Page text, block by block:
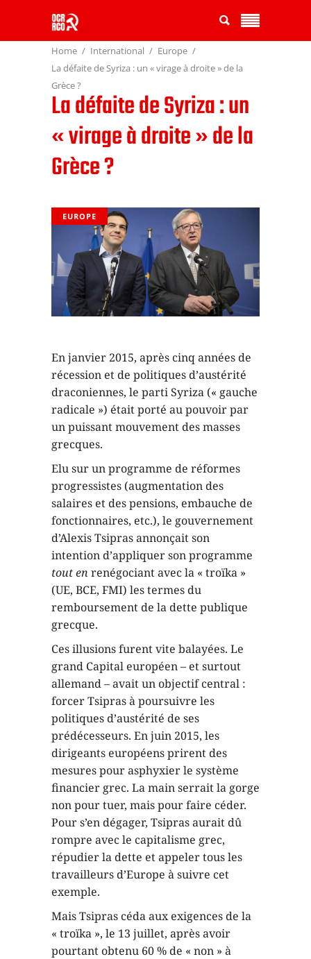
Home International
Europe
La défaite de Syriza : un « virage à droite » de la
Grèce ?
La défaite de Syriza : un
« virage à droite » de la
Grèce ?
EUROPE
En janvier 2015, après cinq années de
récession et de politiques d’austérité
draconiennes, le parti Syriza (« gauche
radicale ») était porté au pouvoir par
un puissant mouvement des masses
grecques.
Elu sur un programme de réformes
progressistes (augmentation des
salaires et des pensions, embauche de
fonctionnaires, etc.), le gouvernement
d’Alexis Tsipras annonçait son
intention d’appliquer son programme
tout en renégociant avec la « troïka »
(UE, BCE, FMI) les termes du
remboursement de la dette publique
grecque.
Ces illusions furent vite balayées. Le
grand Capital européen – et surtout
allemand – avait un objectif central :
forcer Tsipras à poursuivre les
politiques d’austérité de ses
prédécesseurs. En juin 2015, les
dirigeants européens prirent des
mesures pour asphyxier le système
financier grec. La main serrait la gorge
non pour tuer, mais pour faire céder.
Pour s’en dégager, Tsipras aurait dû
rompre avec le capitalisme grec,
répudier la dette et appeler tous les
travailleurs d’Europe à suivre cet
exemple.
Mais Tsipras céda aux exigences de la
« troïka », le 13 juillet, après avoir
pourtant obtenu 60 % de « non » à